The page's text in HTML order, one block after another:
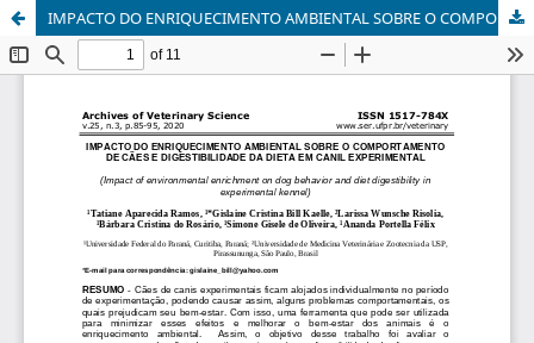
IMPACTO DO ENRIQUECIMENTO AMBIENTAL SOBRE O COMPORTAMENTO DE CÃES E DIGESTIBILIDADE DA DIETA EM CANIL EXPERIMENTAL